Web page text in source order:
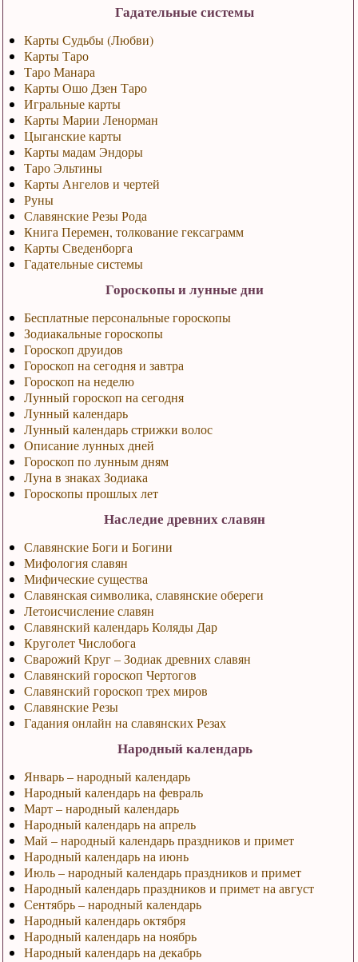
Гадательные системы
Карты Судьбы (Любви)
Карты Таро
Таро Манара
Карты Ошо Дзен Таро
Игральные карты
Карты Марии Ленорман
Цыганские карты
Карты мадам Эндоры
Таро Эльтины
Карты Ангелов и чертей
Руны
Славянские Резы Рода
Книга Перемен, толкование гексаграмм
Карты Сведенборга
Гадательные системы
Гороскопы и лунные дни
Бесплатные персональные гороскопы
Зодиакальные гороскопы
Гороскоп друидов
Гороскоп на сегодня и завтра
Гороскоп на неделю
Лунный гороскоп на сегодня
Лунный календарь
Лунный календарь стрижки волос
Описание лунных дней
Гороскоп по лунным дням
Луна в знаках Зодиака
Гороскопы прошлых лет
Наследие древних славян
Славянские Боги и Богини
Мифология славян
Мифические существа
Славянская символика, славянские обереги
Летоисчисление славян
Славянский календарь Коляды Дар
Круголет Числобога
Сварожий Круг – Зодиак древних славян
Славянский гороскоп Чертогов
Славянский гороскоп трех миров
Славянские Резы
Гадания онлайн на славянских Резах
Народный календарь
Январь – народный календарь
Народный календарь на февраль
Март – народный календарь
Народный календарь на апрель
Май – народный календарь праздников и примет
Народный календарь на июнь
Июль – народный календарь праздников и примет
Народный календарь праздников и примет на август
Сентябрь – народный календарь
Народный календарь октября
Народный календарь на ноябрь
Народный календарь на декабрь